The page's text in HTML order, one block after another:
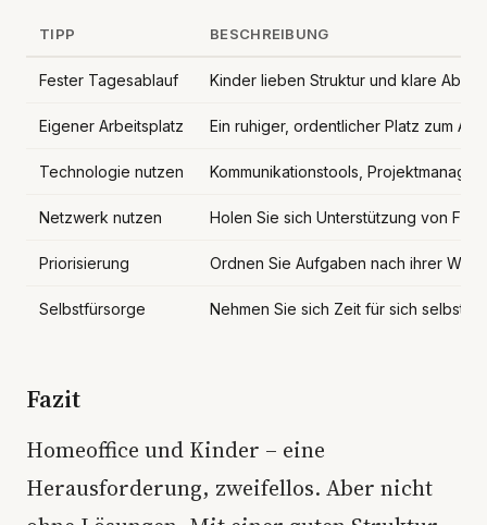
TIPP BESCHREIBUNG
Fester Tagesablauf Kinder lieben Struktur und klare
Eigener Arbeitsplatz Ein ruhiger, ordentlicher Platz zum
Technologie nutzen Kommunikationstools,
Netzwerk nutzen Holen Sie sich Unterstützung von
Priorisierung Ordnen Sie Aufgaben nach ihrer
Selbstfürsorge Nehmen Sie sich Zeit für sich selbst
Fazit
Homeoffice und Kinder – eine
Herausforderung, zweifellos. Aber nicht